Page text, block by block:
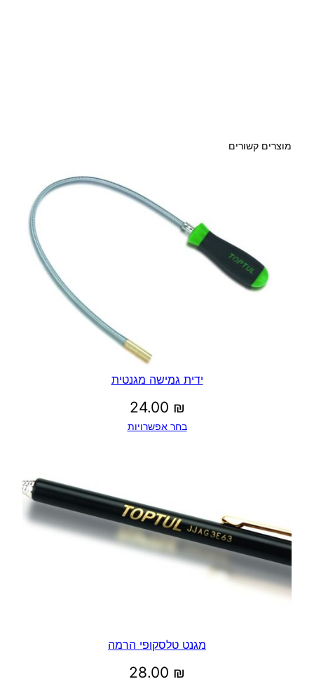
מוצרים קשורים
ידית גמישה מגנטית
24.00 ₪
בחר אפשרויות
מגנט טלסקופי הרמה
28.00 ₪